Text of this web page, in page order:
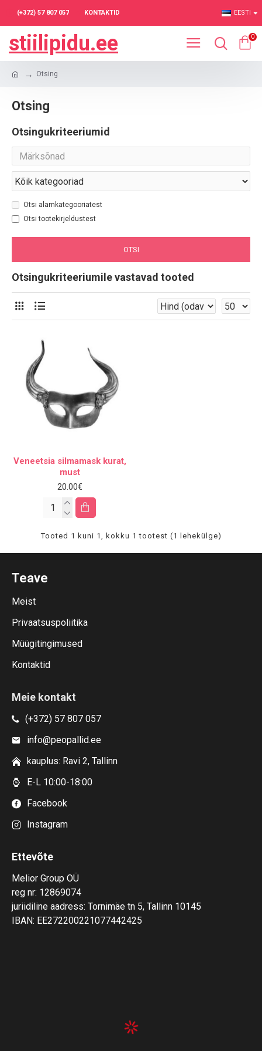
(+372) 57 807 057 KONTAKTID EESTI
stiilipidu.ee 0
Otsing
Otsing
Otsingukriteeriumid
Otsi alamkategooriatest
Otsi tootekirjeldustest
OTSI
Otsingukriteeriumile vastavad tooted
Veneetsia silmamask kurat,
must
20.00€
Tooted 1 kuni 1, kokku 1 tootest (1 lehekülge)
Teave
Meist
Privaatsuspoliitika
Müügitingimused
Kontaktid
Meie kontakt
(+372) 57 807 057
info@peopallid.ee
kauplus: Ravi 2, Tallinn
E-L 10:00-18:00
Facebook
Instagram
Ettevõte
Melior Group OÜ
reg nr: 12869074
juriidiline aadress: Tornimäe tn 5, Tallinn 10145
IBAN: EE272200221077442425